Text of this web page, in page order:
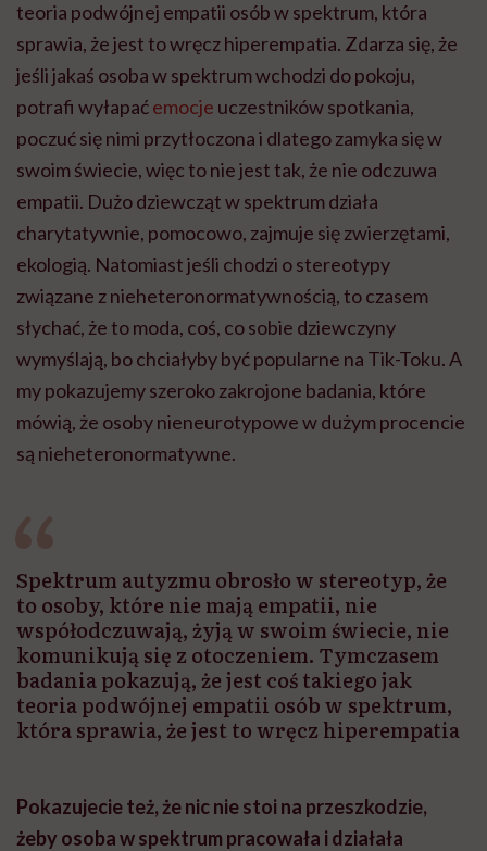
teoria podwójnej empatii osób w spektrum, która
sprawia, że jest to wręcz hiperempatia. Zdarza się, że
jeśli jakaś osoba w spektrum wchodzi do pokoju,
potrafi wyłapaćemocje uczestników spotkania,
poczuć się nimi przytłoczona i dlatego zamyka się w
swoim świecie, więc to nie jest tak, że nie odczuwa
empatii. Dużo dziewcząt w spektrum działa
charytatywnie, pomocowo, zajmuje się zwierzętami,
ekologią. Natomiast jeśli chodzi o stereotypy
związane znieheteronormatywnością, to czasem
słychać, że to moda, coś, co sobie dziewczyny
wymyślają, bo chciałyby być popularne na Tik-Toku. A
my pokazujemy szeroko zakrojone badania, które
mówią, że osobynieneurotypowew dużym procencie
są nieheteronormatywne.
Spektrum autyzmu obrosło w stereotyp, że
to osoby, które nie mają empatii, nie
współodczuwają, żyją w swoim świecie, nie
komunikują się z otoczeniem. Tymczasem
badania pokazują, że jest coś takiego jak
teoria podwójnej empatii osób w spektrum,
która sprawia, że jest to wręcz hiperempatia
Pokazujecie też, że nic nie stoi na przeszkodzie,
żeby osoba w spektrum pracowała i działała